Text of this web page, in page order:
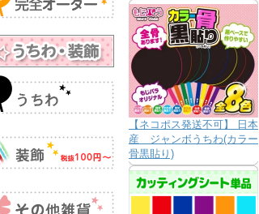
【ネコポス発送不可】 日本
産 ジャンボうちわ(カラー
骨黒貼り)